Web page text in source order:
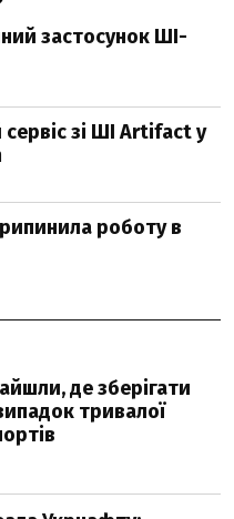
застосунок ШІ-
зі ШІ Artifact у
роботу в
де зберігати
тривалої